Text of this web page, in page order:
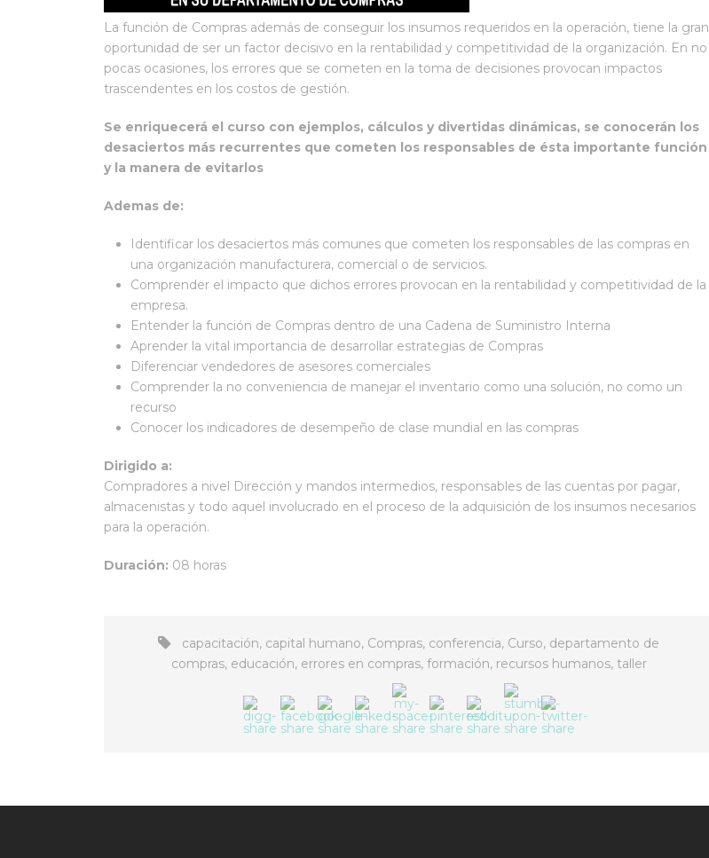
La función de Compras además de conseguir los insumos requeridos en la operación, tiene la gran
oportunidad de ser un factor decisivo en la rentabilidad y competitividad de la organización. En no
pocas ocasiones, los errores que se cometen en la toma de decisiones provocan impactos
trascendentes en los costos de gestión.
Se enriquecerá el curso con ejemplos, cálculos y divertidas dinámicas, se conocerán los
desaciertos más recurrentes que cometen los responsables de ésta importante función
y la manera de evitarlos
Ademas de:
Identificar los desaciertos más comunes que cometen los responsables de las compras en
una organización manufacturera, comercial o de servicios.
Comprender el impacto que dichos errores provocan en la rentabilidad y competitividad de la
empresa.
Entender la función de Compras dentro de una Cadena de Suministro Interna
Aprender la vital importancia de desarrollar estrategias de Compras
Diferenciar vendedores de asesores comerciales
Comprender la no conveniencia de manejar el inventario como una solución, no como un
recurso
Conocer los indicadores de desempeño de clase mundial en las compras
Dirigido a:
Compradores a nivel Dirección y mandos intermedios, responsables de las cuentas por pagar,
almacenistas y todo aquel involucrado en el proceso de la adquisición de los insumos necesarios
para la operación.
Duración: 08 horas
capacitación, capital humano, Compras, conferencia, Curso, departamento de
compras, educación, errores en compras, formación, recursos humanos, taller